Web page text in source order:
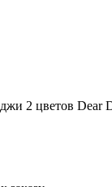
2 цветов Dear